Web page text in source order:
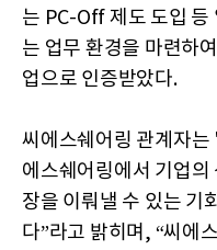
는 PC-Off 제도 도입 등
는 업무 환경을 마련하
업으로 인증받았다.
씨에스쉐어링 관계자는
에스쉐어링에서 기업의
장을 이뤄낼 수 있는 기
다”라고 밝히며, “씨에